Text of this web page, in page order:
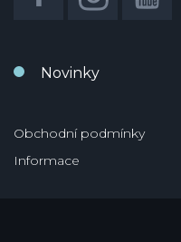
Novinky
Obchodní podmínky
Informace